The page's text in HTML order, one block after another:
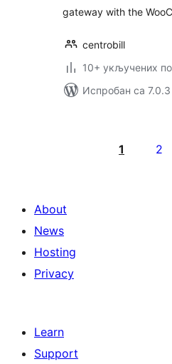
gateway with the
centrobill
10+ укључених
Испробан са 7.0.3
чланака
1 2
About
News
Hosting
Privacy
Learn
Support